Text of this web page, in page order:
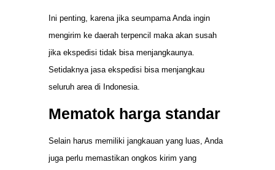
Ini penting, karena jika seumpama Anda ingin
mengirim ke daerah terpencil maka akan susah
jika ekspedisi tidak bisa menjangkaunya.
Setidaknya jasa ekspedisi bisa menjangkau
seluruh area di Indonesia.
Mematok harga standar
Selain harus memiliki jangkauan yang luas, Anda
juga perlu memastikan ongkos kirim yang